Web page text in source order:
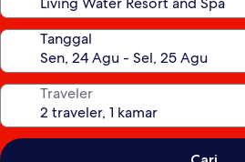
Tanggal
Traveler